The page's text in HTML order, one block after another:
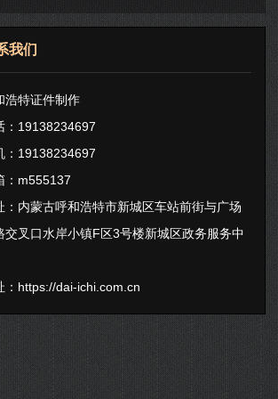
我们
浩特证件制作
：19138234697
：19138234697
：m555137
：内蒙古呼和浩特市新城区车站前街与广场
交叉口水岸小镇F区3号楼新城区政务服务中
https://dai-ichi.com.cn